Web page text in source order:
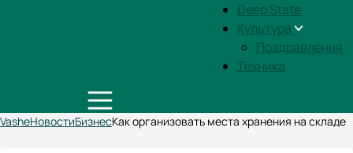
Deep State
Культура
Поздравления
Техника
VasheНовостиБизнесКак организовать места хранения на складе